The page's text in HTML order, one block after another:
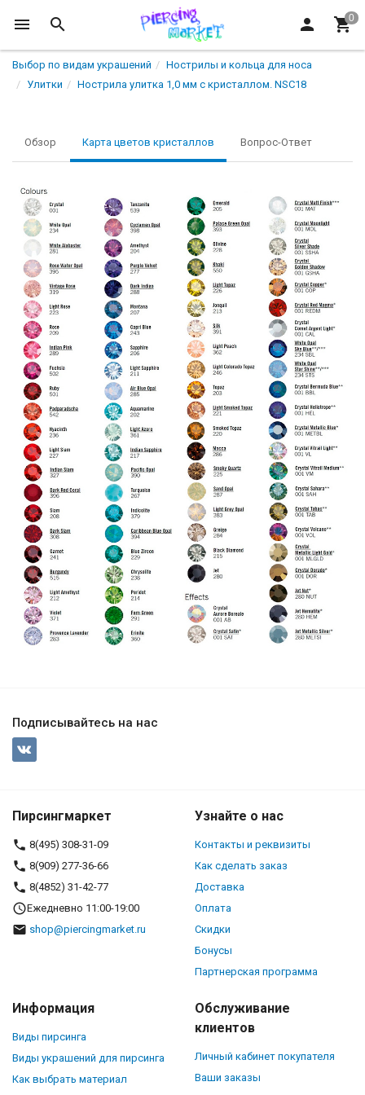
Выбор по видам украшений
Нострилы и кольца для носа
Улитки
Нострила улитка 1,0 мм с кристаллом. NSC18
Обзор Карта цветов кристаллов Вопрос-Ответ
Подписывайтесь на нас
Пирсингмаркет
8(495) 308-31-09
8(909) 277-36-66
8(4852) 31-42-77
Ежедневно 11:00-19:00
shop@piercingmarket.ru
Узнайте о нас
Контакты и реквизиты
Как сделать заказ
Доставка
Оплата
Скидки
Бонусы
Партнерская программа
Информация
Виды пирсинга
Виды украшений для пирсинга
Как выбрать материал
Обслуживание
клиентов
Личный кабинет покупателя
Ваши заказы